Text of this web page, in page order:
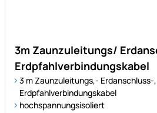
3m Zaunzuleitungs/
Erdpfahlverbindungskabel
3 m Zaunzuleitungs,- Erdanschluss-,
Erdpfahlverbindungskabel
hochspannungsisoliert